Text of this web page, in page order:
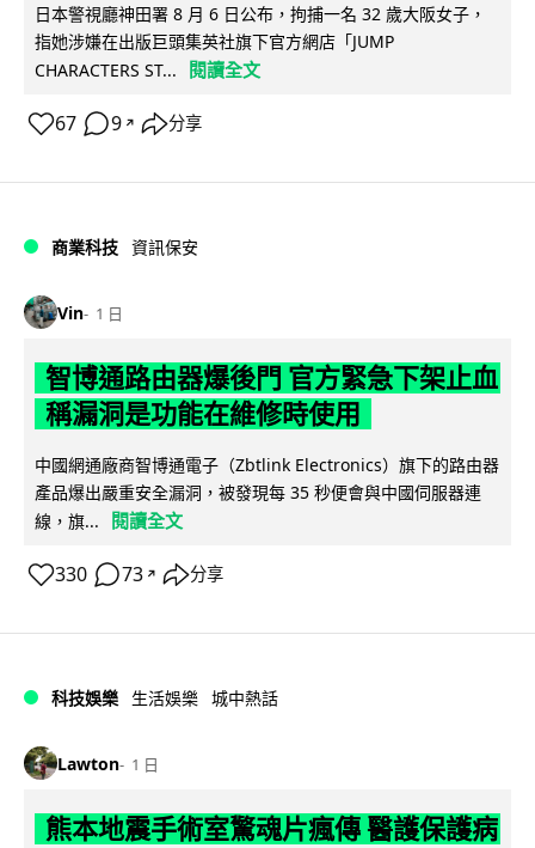
日本警視廳神田署 8 月 6 日公布，拘捕一名 32 歲大阪女子，
指她涉嫌在出版巨頭集英社旗下官方網店「JUMP
CHARACTERS ST...
閱讀全文
67 9 ↗ 分享
商業科技 資訊保安
Vin 1 日
智博通路由器爆後門 官方緊急下架止血
稱漏洞是功能在維修時使用
中國網通廠商智博通電子（Zbtlink Electronics）旗下的路由器
產品爆出嚴重安全漏洞，被發現每 35 秒便會與中國伺服器連
線，旗...
閱讀全文
330 73 ↗ 分享
科技娛樂 生活娛樂 城中熱話
Lawton 1 日
熊本地震手術室驚魂片瘋傳 醫護保護病